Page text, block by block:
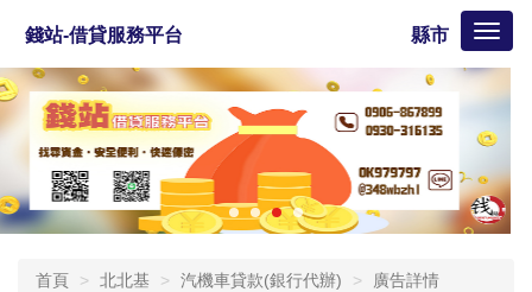
錢站-借貸服務平台 縣市
首頁 北北基 汽機車貸款(銀行代辦) 廣告詳情